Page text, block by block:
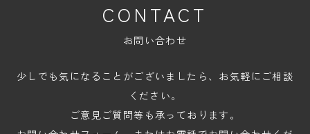
CONTACT
お問い合わせ
少しでも気になることがございましたら、お気軽にご相談
ください。
ご意見ご質問等も承っております。